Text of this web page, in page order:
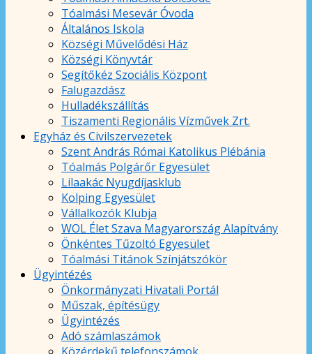
Tóalmási Mesevár Óvoda
Általános Iskola
Községi Művelődési Ház
Községi Könyvtár
Segítőkéz Szociális Központ
Falugazdász
Hulladékszállítás
Tiszamenti Regionális Vízművek Zrt.
Egyház és Civilszervezetek
Szent András Római Katolikus Plébánia
Tóalmás Polgárőr Egyesület
Lilaakác Nyugdíjasklub
Kolping Egyesület
Vállalkozók Klubja
WOL Élet Szava Magyarország Alapítvány
Önkéntes Tűzoltó Egyesület
Tóalmási Titánok Színjátszókör
Ügyintézés
Önkormányzati Hivatali Portál
Műszak, építésügy
Ügyintézés
Adó számlaszámok